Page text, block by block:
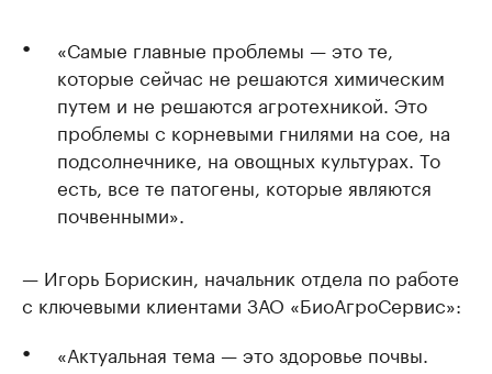
«Самые главные проблемы — это те,
которые сейчас не решаются химическим
путем и не решаются агротехникой. Это
проблемы с корневыми гнилями на сое, на
подсолнечнике, на овощных культурах. То
есть, все те патогены, которые являются
почвенными».
— Игорь Борискин, начальник отдела по работе
с ключевыми клиентами ЗАО «БиоАгроСервис»:
«Актуальная тема — это здоровье почвы.